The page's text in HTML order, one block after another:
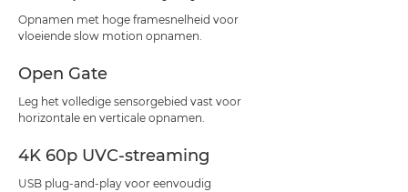
Opnamen met hoge framesnelheid voor
vloeiende slow motion opnamen.
Open Gate
Leg het volledige sensorgebied vast voor
horizontale en verticale opnamen.
4K 60p UVC-streaming
USB plug-and-play voor eenvoudig